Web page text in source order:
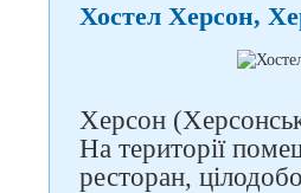
Хостел Херсон,
Херсон
На території
ресторан,
Слідкуйте